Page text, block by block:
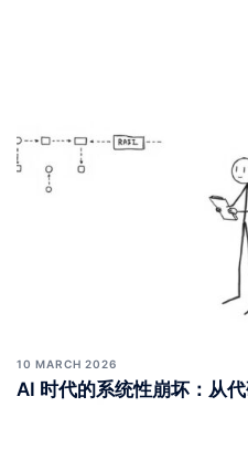
10 MARCH 2026
AI 时代的系统性崩坏：从